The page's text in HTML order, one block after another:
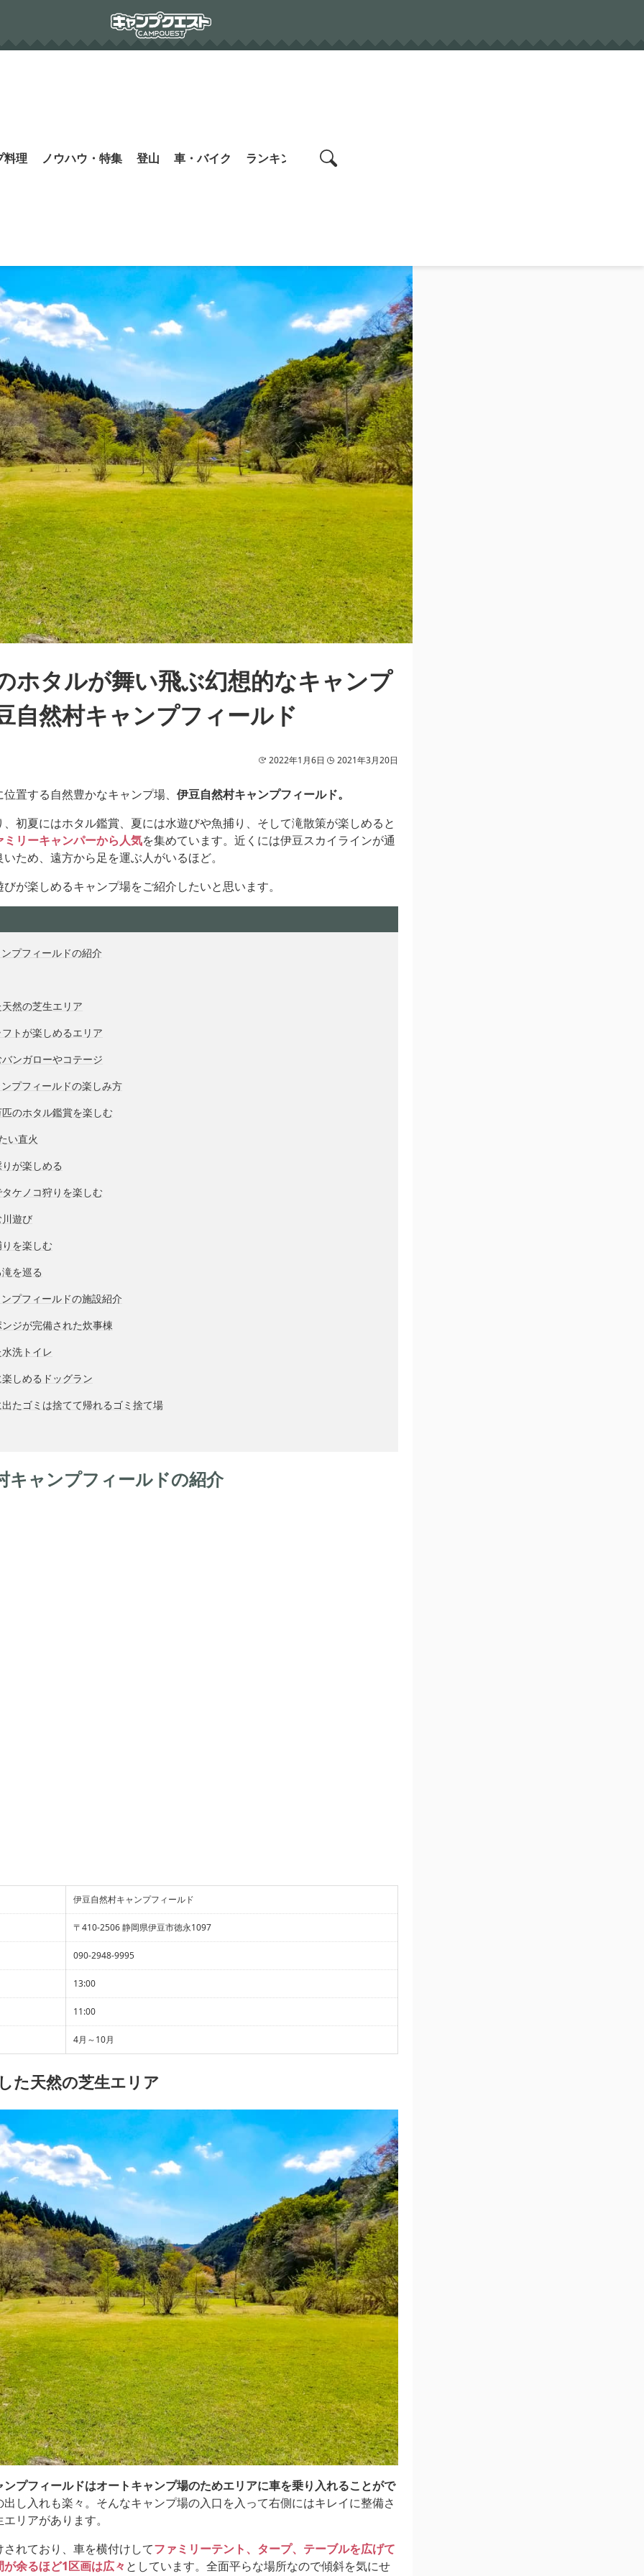
料理 ノウハウ・特集 登山 車・バイク ランキング search
ホタルが舞い飛ぶ幻想的なキャンプ
自然村キャンプフィールド
2022年1月6日 2021年3月20日
置する自然豊かなキャンプ場、 伊豆自然村キャンプフィールド。
初夏にはホタル鑑賞、夏には水遊びや魚捕り、そして滝散策が楽しめると
リーキャンパーから人気を集めています。近くには伊豆スカイラインが通
ため、遠方から足を運ぶ人がいるほど。
が楽しめるキャンプ場をご紹介したいと思います。
プフィールドの紹介
然の芝生エリア
トが楽しめるエリア
ンガローやコテージ
プフィールドの楽しみ方
のホタル鑑賞を楽しむ
い直火
が楽しめる
ケノコ狩りを楽しむ
遊び
を楽しむ
を巡る
プフィールドの施設紹介
ジが完備された炊事棟
洗トイレ
しめるドッグラン
たゴミは捨てて帰れるゴミ捨て場
キャンプフィールドの紹介
伊豆自然村キャンプフィールド
〒410-2506 静岡県伊豆市徳永1097
090-2948-9995
13:00
11:00
4月～10月
た天然の芝生エリア
プフィールドはオートキャンプ場のためエリアに車を乗り入れることがで
出し入れも楽々。そんなキャンプ場の入口を入って右側にはキレイに整備さ
リアがあります。
れており、車を横付けしてファミリーテント、タープ、テーブルを広げて
が余るほど1区画は広々としています。全面平らな場所なので傾斜を気にせ